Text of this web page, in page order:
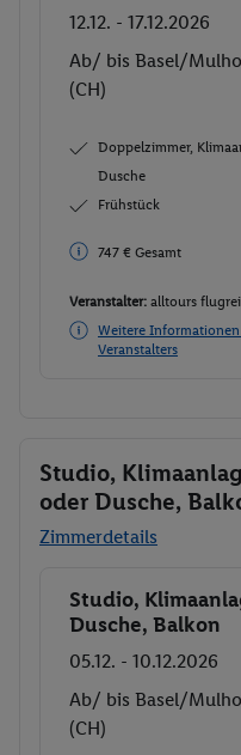
12.12. - 17.12.2026
Ab/ bis Basel/
(CH)
Doppelzimmer,
Dusche
Frühstück
747 € Gesamt
Veranstalter: alltours
Weitere Informationen
Veranstalters
Studio,
oder Dusche,
Zimmerdetails
Buchen
Studio,
Dusche, Balkon
05.12. - 10.12.2026
Ab/ bis Basel/
(CH)